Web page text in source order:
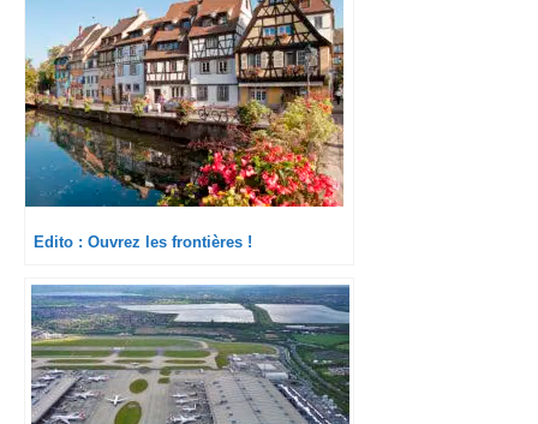
Edito : Ouvrez les frontières !